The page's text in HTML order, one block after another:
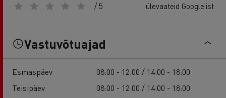
/ 5 ülevaateid Google'ist
Vastuvõtuajad
Esmaspäev
08:00 - 12:00 / 14:00 - 18:00
Teisipäev
08:00 - 12:00 / 14:00 - 18:00